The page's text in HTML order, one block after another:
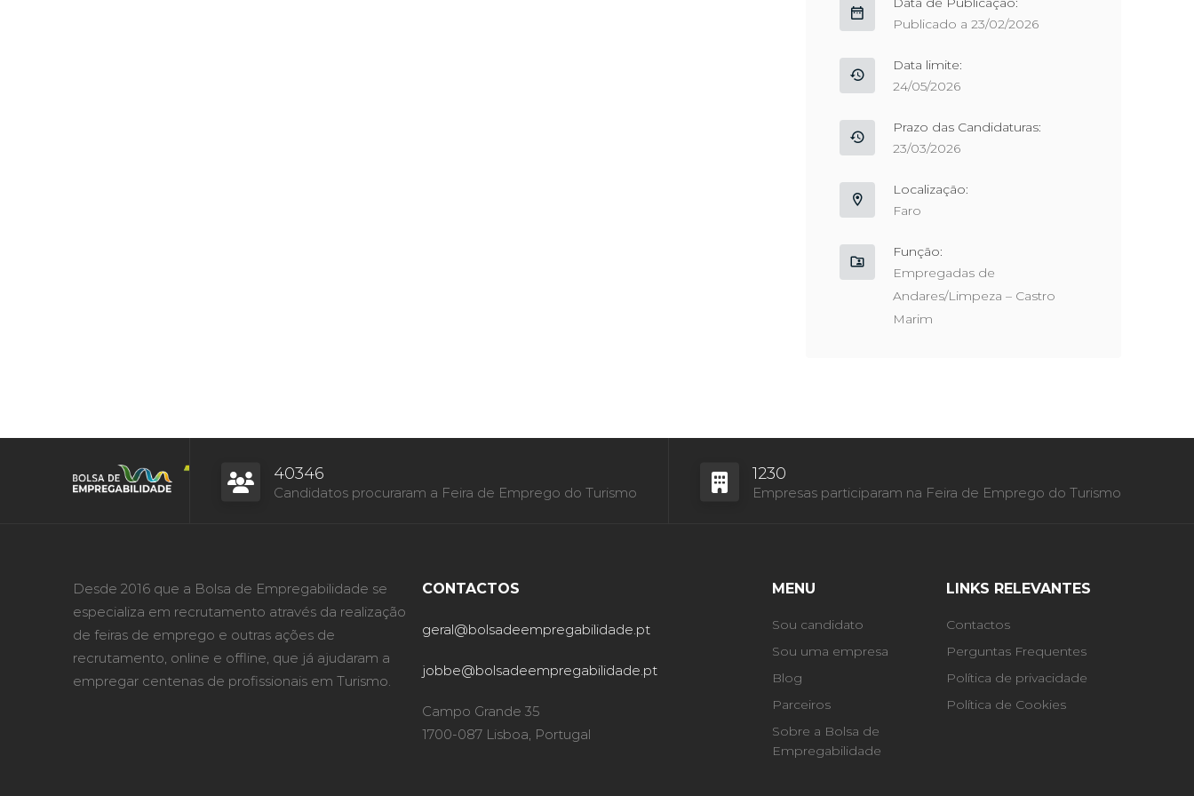
Publicado a 23/02/2026
Data limite:
24/05/2026
Prazo das Candidaturas:
23/03/2026
Localização:
Faro
Função:
Empregadas de
Andares/Limpeza – Castro
Marim
40346
Candidatos procuraram a Feira de Emprego do Turismo
1230
Empresas participaram na Feira de Emprego do Turismo
Desde 2016 que a Bolsa de Empregabilidade se
especializa em recrutamento através da realização
de feiras de emprego e outras ações de
recrutamento, online e offline, que já ajudaram a
empregar centenas de profissionais em Turismo.
CONTACTOS
geral@bolsadeempregabilidade.pt
jobbe@bolsadeempregabilidade.pt
Campo Grande 35
1700-087 Lisboa, Portugal
MENU
Sou candidato
Sou uma empresa
Blog
Parceiros
Sobre a Bolsa de
Empregabilidade
LINKS RELEVANTES
Contactos
Perguntas Frequentes
Política de privacidade
Política de Cookies